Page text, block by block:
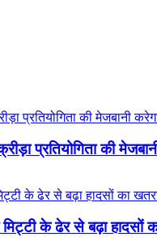
प्रतियोगिता की
के ढेर से बढ़ा हादसों